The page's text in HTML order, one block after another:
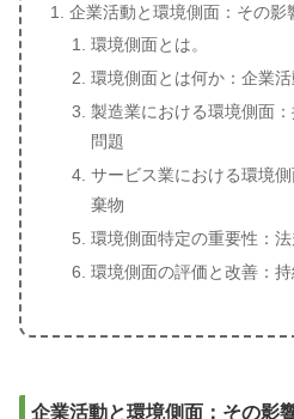
企業活動と環境側面：その影
環境側面とは。
環境側面とは何か：企業
製造業における環境側面
問題
サービス業における環境
棄物
環境側面特定の重要性：
環境側面の評価と改善：
企業活動と環境側面：その影